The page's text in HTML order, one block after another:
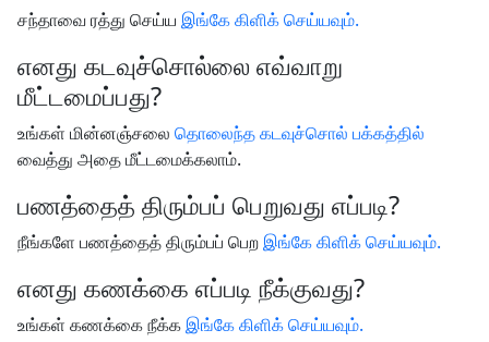
சந்தாவை ரத்து செய்ய இங்கே கிளிக் செய்யவும்.
எனது கடவுச்சொல்லை எவ்வாறு
மீட்டமைப்பது?
உங்கள் மின்னஞ்சலை தொலைந்த கடவுச்சொல் பக்கத்தில்
வைத்து அதை மீட்டமைக்கலாம்.
பணத்தைத் திரும்பப் பெறுவது எப்படி?
நீங்களே பணத்தைத் திரும்பப் பெறஇங்கே கிளிக் செய்யவும்.
எனது கணக்கை எப்படி நீக்குவது?
உங்கள் கணக்கை நீக்கஇங்கே கிளிக் செய்யவும்.